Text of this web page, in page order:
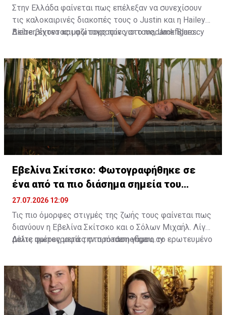
Στην Ελλάδα φαίνεται πως επέλεξαν να συνεχίσουν
τις καλοκαιρινές διακοπές τους ο Justin και η Hailey
Bieber, έχοντας μαζί τους τον γιο τους, Jack Blues.
στην ευρύτερη περιοχή του Κρανιδίου στο Πόρτο Χέλι.
Δείτε βίντεο και φωτογραφίες στο madamefigaro.cy
Εβελίνα Σκίτσκο: Φωτογραφήθηκε σε
ένα από τα πιο διάσημα σημεία του
πλανήτη
27.07.2026 12:09
Τις πιο όμορφες στιγμές της ζωής τους φαίνεται πως
διανύουν η Εβελίνα Σκίτσκο και ο Σόλων Μιχαήλ. Λίγες
μόλις ημέρες μετά την πρόταση γάμου, το ερωτευμένο
κόσμο για να ζήσει μοναδικές εμπειρίες.
Δείτε φωτογραφίες στο madamefigaro.cy